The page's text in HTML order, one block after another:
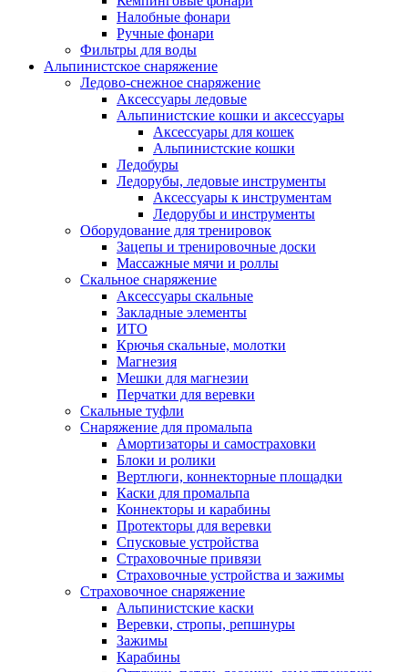
Налобные фонари
Ручные фонари
Фильтры для воды
Альпинистское снаряжение
Ледово-снежное снаряжение
Аксессуары ледовые
Альпинистские кошки и аксессуары
Аксессуары для кошек
Альпинистские кошки
Ледобуры
Ледорубы, ледовые инструменты
Аксессуары к инструментам
Ледорубы и инструменты
Оборудование для тренировок
Зацепы и тренировочные доски
Массажные мячи и роллы
Скальное снаряжение
Аксессуары скальные
Закладные элементы
ИТО
Крючья скальные, молотки
Магнезия
Мешки для магнезии
Перчатки для веревки
Скальные туфли
Снаряжение для промальпа
Амортизаторы и самостраховки
Блоки и ролики
Вертлюги, коннекторные площадки
Каски для промальпа
Коннекторы и карабины
Протекторы для веревки
Спусковые устройства
Страховочные привязи
Страховочные устройства и зажимы
Страховочное снаряжение
Альпинистские каски
Веревки, стропы, репшнуры
Зажимы
Карабины